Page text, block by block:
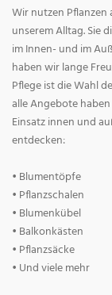
Wir nutzen
unserem Alltag. Sie
im Innen- und im
haben wir lange
Pflege ist die Wahl
alle Angebote
Einsatz innen und
entdecken:
• Blumentöpfe
• Pflanzschalen
• Blumenkübel
• Balkonkästen
• Pflanzsäcke
• Und viele mehr